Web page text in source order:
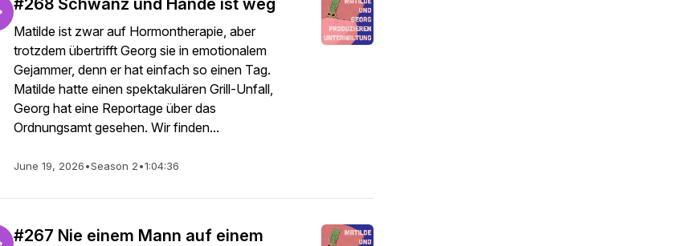
#268 Schwanz und Hände ist weg
Matilde ist zwar auf Hormontherapie, aber
trotzdem übertrifft Georg sie in emotionalem
Gejammer, denn er hat einfach so einen Tag.
Matilde hatte einen spektakulären Grill-Unfall,
Georg hat eine Reportage über das
Ordnungsamt gesehen. Wir finden...
June 19, 2026•Season 2•1:04:36
#267 Nie einem Mann auf einem